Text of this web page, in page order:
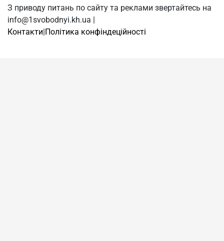
З приводу питань по сайту та реклами звертайтесь на
info@1svobodnyi.kh.ua |
Контакти|Політика конфіндеційності